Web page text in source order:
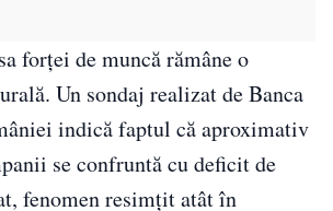
forței de muncă rămâne o
Un sondaj realizat de Banca
indică faptul că aproximativ
se confruntă cu deficit de
fenomen resimțit atât în